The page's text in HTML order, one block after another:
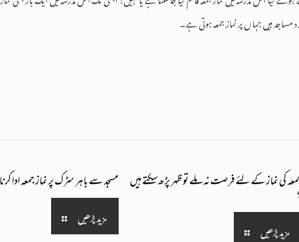
ہیں جہاں پر نماز جمعہ ہوتی ہے۔
کی نماز کے لئے فرصت نہ ملے تو ظہر پڑھ سکتے ہیں
مزید پڑھیں
مسجد سے باہر سڑک پر نماز جمعہ ادا
مزید پڑھیں